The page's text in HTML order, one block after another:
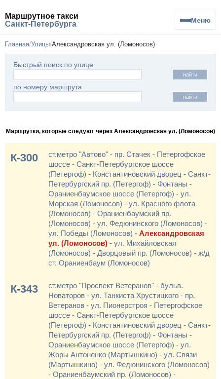
Маршрутное такси
Санкт-Петербурга
Меню
Главная Улицы Александровская ул. (Ломоносов)
Быстрый поиск по улице
найти
по номеру маршрута
найти
Маршрутки, которые следуют через Александровская ул. (Ломоносов)
К-300
ст.метро "Автово" - пр. Стачек - Петергофское
шоссе - Санкт-Петербургское шоссе
(Петергоф) - Константиновский дворец - Санкт-
Петербургский пр. (Петергоф) - Фонтаны -
Ораниенбаумское шоссе (Петергоф) - ул.
Морская (Ломоносов) - ул. Красного флота
(Ломоносов) - Ораниенбаумский пр.
(Ломоносов) - ул. Федюнинского (Ломоносов) -
ул. Победы (Ломоносов) - Александровская
ул. (Ломоносов) - ул. Михайловская
(Ломоносов) - Дворцовый пр. (Ломоносов) - ж/д
ст. Ораниенбаум (Ломоносов)
К-343
ст.метро "Проспект Ветеранов" - бульв.
Новаторов - ул. Танкиста Хрустицкого - пр.
Ветеранов - ул. Пионерстроя - Петергофское
шоссе - Санкт-Петербургское шоссе
(Петергоф) - Константиновский дворец - Санкт-
Петербургский пр. (Петергоф) - Фонтаны -
Ораниенбаумское шоссе (Петергоф) - ул.
Жоры Антоненко (Мартышкино) - ул. Связи
(Мартышкино) - ул. Федюнинского (Ломоносов)
- Ораниенбаумский пр. (Ломоносов) -